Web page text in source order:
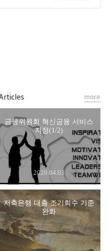
금융위원회 혁신금융 서비스
지정(1/2)
2020.04.03
저축은행 대출 조기회수 기준
완화
more